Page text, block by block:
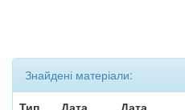
Знайдені матеріали:
Тип
Дата
Дата